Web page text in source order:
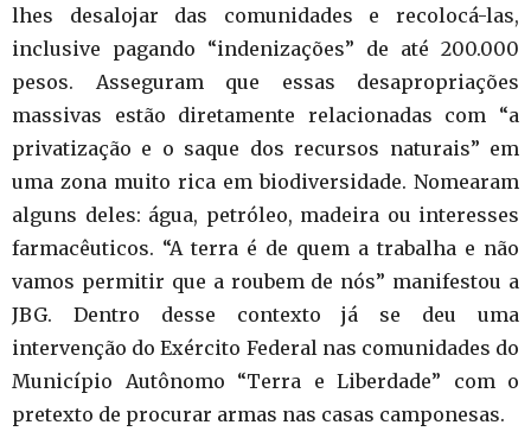
lhes desalojar das comunidades e recolocá-las,
inclusive pagando “indenizações” de até 200.000
pesos. Asseguram que essas desapropriações
massivas estão diretamente relacionadas com “a
privatização e o saque dos recursos naturais” em
uma zona muito rica em biodiversidade. Nomearam
alguns deles: água, petróleo, madeira ou interesses
farmacêuticos. “A terra é de quem a trabalha e não
vamos permitir que a roubem de nós” manifestou a
JBG. Dentro desse contexto já se deu uma
intervenção do Exército Federal nas comunidades do
Município Autônomo “Terra e Liberdade” com o
pretexto de procurar armas nas casas camponesas.